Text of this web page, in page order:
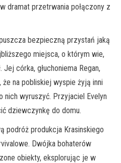
dramat przetrwania połączony z
bezpieczną przystań jaką
miejsca, o którym wie,
córka, głuchoniema Regan,
na pobliskiej wyspie żyją inni
nich wyruszyć. Przyjaciel Evelyn
dziewczynkę do domu.
podróż produkcja Krasinskiego
Dwójka bohaterów
obiekty, eksplorując je w